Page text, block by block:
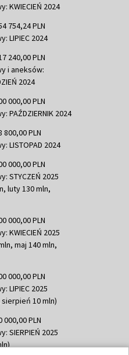
KWIECIEŃ 2024
754,24 PLN
LIPIEC 2024
240,00 PLN
i aneksów:
2024
000,00 PLN
PAŹDZIERNIK 2024
PLN
LISTOPAD 2024
000,00 PLN
STYCZEŃ 2025
luty 130 mln,
000,00 PLN
KWIECIEŃ 2025
maj 140 mln,
000,00 PLN
LIPIEC 2025
10 mln)
PLN
SIERPIEŃ 2025